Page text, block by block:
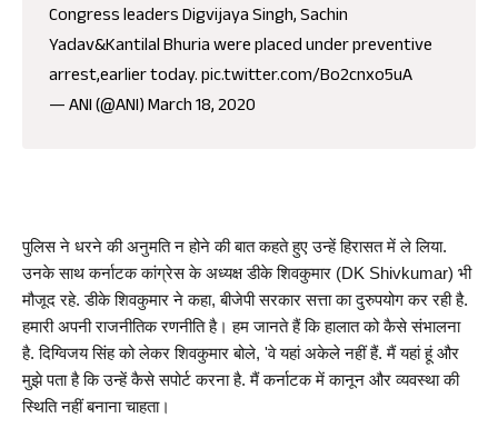
Congress leaders Digvijaya Singh, Sachin
Yadav&Kantilal Bhuria were placed under preventive
arrest,earlier today.pic.twitter.com/Bo2cnxo5uA
— ANI (@ANI)March 18, 2020
पुलिस ने धरने की अनुमति न होने की बात कहते हुए उन्‍हें हिरासत में ले लिया.
उनके साथ कर्नाटक कांग्रेस के अध्‍यक्ष डीके शिवकुमार (DK Shivkumar) भी
मौजूद रहे. डीके शिवकुमार ने कहा, बीजेपी सरकार सत्ता का दुरुपयोग कर रही है.
हमारी अपनी राजनीतिक रणनीति है। हम जानते हैं कि हालात को कैसे संभालना
है. दिग्‍विजय सिंह को लेकर शिवकुमार बोले, 'वे यहां अकेले नहीं हैं. मैं यहां हूं और
मुझे पता है कि उन्‍हें कैसे सपोर्ट करना है. मैं कर्नाटक में कानून और व्यवस्था की
स्थिति नहीं बनाना चाहता।